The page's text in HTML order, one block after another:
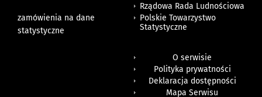
zamówienia na dane
statystyczne
Rządowa Rada Ludnościowa
Polskie Towarzystwo
Statystyczne
O serwisie
Polityka prywatności
Deklaracja dostępności
Mapa Serwisu